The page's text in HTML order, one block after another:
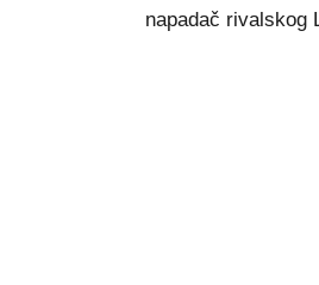
napadač rivalskog